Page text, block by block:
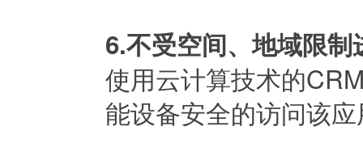
6.不受空间、地域限制
使用云计算技术的
能设备安全的访问该